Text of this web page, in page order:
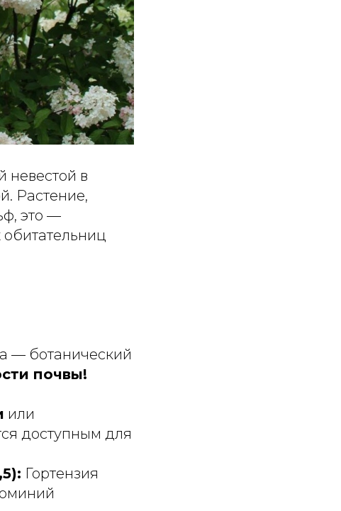
невестой в
Растение,
это —
обитательниц
— ботанический
почвы!
или
доступным для
Гортензия